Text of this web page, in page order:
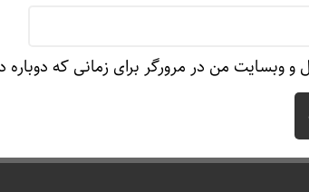
و وبسایت من در مرورگر برای زمانی که